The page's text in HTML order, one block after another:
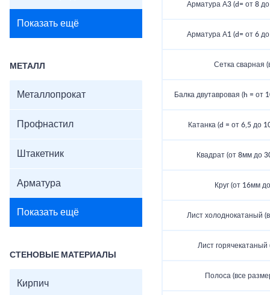
Показать ещё
МЕТАЛЛ
Металлопрокат
Профнастил
Штакетник
Арматура
Показать ещё
СТЕНОВЫЕ МАТЕРИАЛЫ
Кирпич
Арматура А3 (d= от 8
Арматура А1 (d= от 6
Сетка сварная
Балка двутавровая (h = от
Катанка (d = от 6,5 до
Квадрат (от 8мм до
Круг (от 16мм
Лист холоднокатаный
Лист
Полоса (все